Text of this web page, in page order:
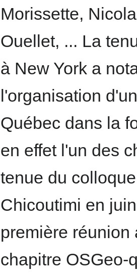
Morissette,
Ouellet, ... La
à New York a
l'organisation
Québec dans la
en effet l'un des
tenue du
Chicoutimi en
première réunion
chapitre OSGeo-